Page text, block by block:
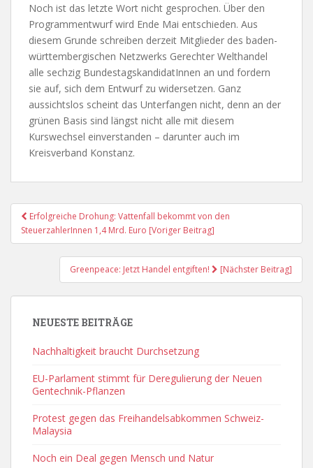
Noch ist das letzte Wort nicht gesprochen. Über den
Programmentwurf wird Ende Mai entschieden. Aus
diesem Grunde schreiben derzeit Mitglieder des baden-
württembergischen Netzwerks Gerechter Welthandel
alle sechzig BundestagskandidatInnen an und fordern
sie auf, sich dem Entwurf zu widersetzen. Ganz
aussichtslos scheint das Unterfangen nicht, denn an der
grünen Basis sind längst nicht alle mit diesem
Kurswechsel einverstanden – darunter auch im
Kreisverband Konstanz.
Post
Navigation
Erfolgreiche Drohung: Vattenfall bekommt von den
SteuerzahlerInnen 1,4 Mrd. Euro [Voriger Beitrag]
Greenpeace: Jetzt Handel entgiften! [Nächster Beitrag]
NEUESTE BEITRÄGE
Nachhaltigkeit braucht Durchsetzung
EU-Parlament stimmt für Deregulierung der Neuen
Gentechnik-Pflanzen
Protest gegen das Freihandelsabkommen Schweiz-
Malaysia
Noch ein Deal gegen Mensch und Natur